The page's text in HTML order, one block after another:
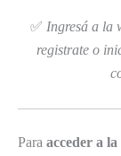
✅ Ingresá a la
registrate o
Para acceder a